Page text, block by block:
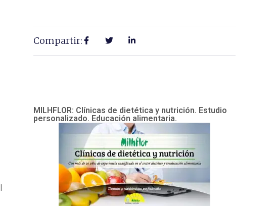
Compartir:
MILHFLOR: Clínicas de dietética y nutrición. Estudio
personalizado. Educación alimentaria.